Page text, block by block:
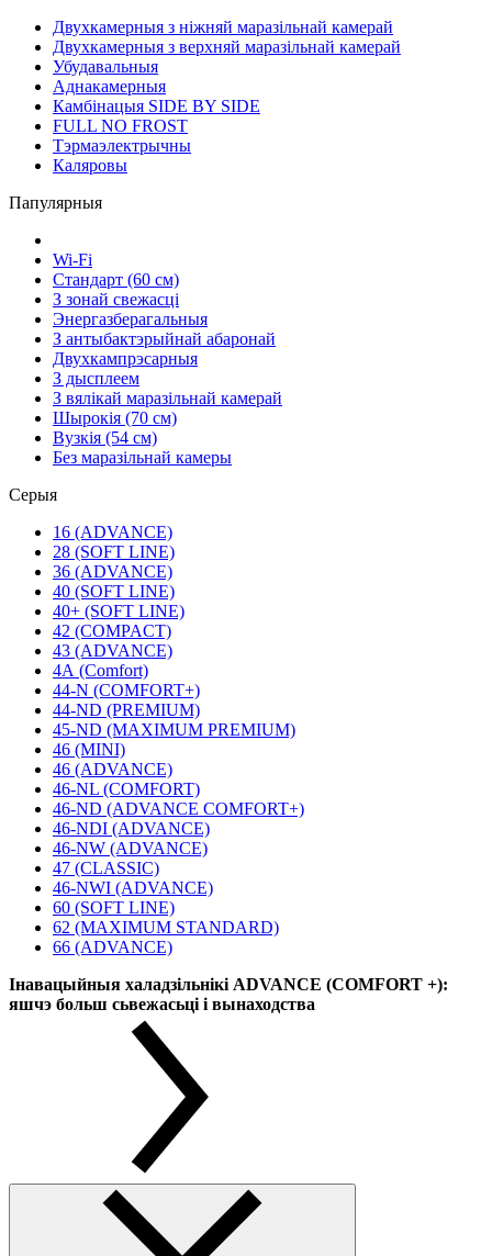
Двухкамерныя з ніжняй маразільнай камерай
Двухкамерныя з верхняй маразільнай камерай
Убудавальныя
Аднакамерныя
Камбінацыя SIDE BY SIDE
FULL NO FROST
Тэрмаэлектрычны
Каляровы
Папулярныя
Wi-Fi
Стандарт (60 см)
З зонай свежасці
Энергазберагальныя
З антыбактэрыйнай абаронай
Двухкампрэсарныя
З дысплеем
З вялікай маразільнай камерай
Шырокія (70 см)
Вузкія (54 см)
Без маразільнай камеры
Серыя
16 (ADVANCE)
28 (SOFT LINE)
36 (ADVANCE)
40 (SOFT LINE)
40+ (SOFT LINE)
42 (COMPACT)
43 (ADVANCE)
4А (Comfort)
44-N (COMFORT+)
44-ND (PREMIUM)
45-ND (MAXIMUM PREMIUM)
46 (MINI)
46 (ADVANCE)
46-NL (COMFORT)
46-ND (ADVANCE COMFORT+)
46-NDI (ADVANCE)
46-NW (ADVANCE)
47 (CLASSIC)
46-NWI (ADVANCE)
60 (SOFT LINE)
62 (MAXIMUM STANDARD)
66 (ADVANCE)
Інавацыйныя халадзільнікі ADVANCE (COMFORT +):
яшчэ больш сьвежасьці і вынаходства